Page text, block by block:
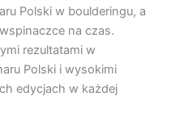
Polski w boulderingu, a
na czas.
rezultatami w
Polski i wysokimi
edycjach w każdej